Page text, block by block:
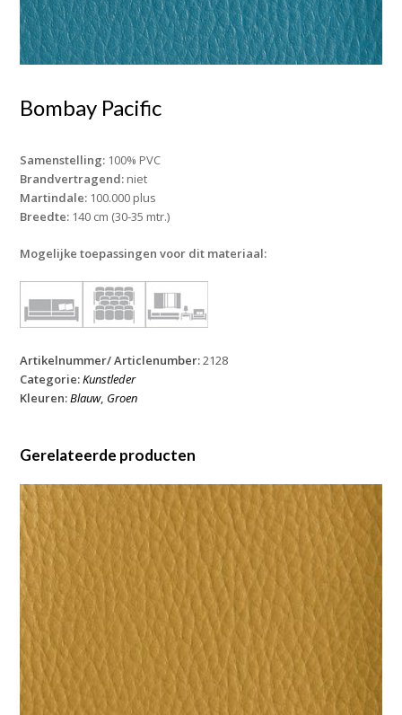
Bombay Pacific
Samenstelling: 100% PVC
Brandvertragend: niet
Martindale: 100.000 plus
Breedte: 140 cm (30-35 mtr.)
Mogelijke toepassingen voor dit materiaal:
Artikelnummer/ Articlenumber:2128
Categorie:Kunstleder
Kleuren:Blauw, Groen
Gerelateerde producten